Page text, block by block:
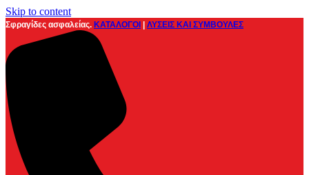
Skip to content
Σφραγίδες ασφαλείας. ΚΑΤΑΛΟΓΟΙ ΛΥΣΕΙΣ ΚΑΙ ΣΥΜΒΟΥΛΕΣ